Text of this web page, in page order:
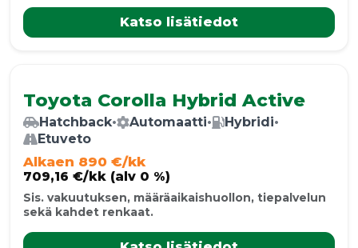
Katso lisätiedot
Toyota Corolla Hybrid Active
Hatchback• Automaatti• Hybridi•
Etuveto
Alkaen 890 €/kk
709,16 €/kk (alv 0 %)
Sis. vakuutuksen, määräaikaishuollon, tiepalvelun
sekä kahdet renkaat.